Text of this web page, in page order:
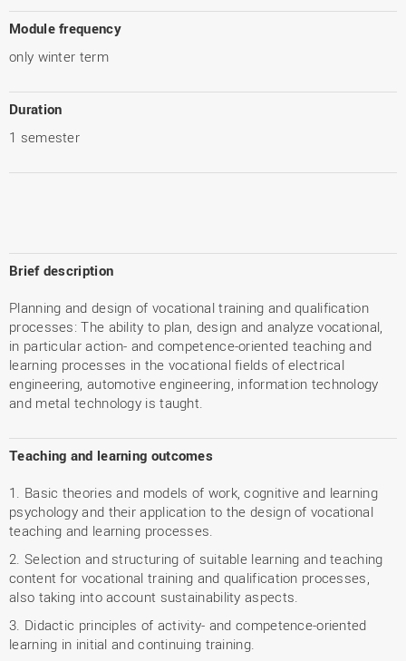
Module frequency
only winter term
Duration
1 semester
Brief description
Planning and design of vocational training and qualification
processes: The ability to plan, design and analyze vocational,
in particular action- and competence-oriented teaching and
learning processes in the vocational fields of electrical
engineering, automotive engineering, information technology
and metal technology is taught.
Teaching and learning outcomes
1. Basic theories and models of work, cognitive and learning
psychology and their application to the design of vocational
teaching and learning processes.
2. Selection and structuring of suitable learning and teaching
content for vocational training and qualification processes,
also taking into account sustainability aspects.
3. Didactic principles of activity- and competence-oriented
learning in initial and continuing training.